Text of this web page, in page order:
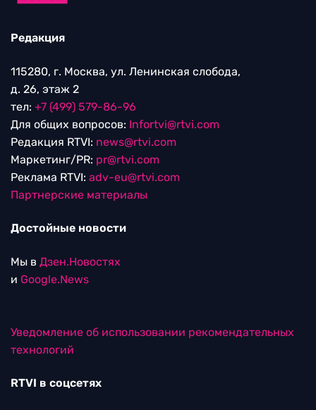
Редакция
115280, г. Москва, ул. Ленинская слобода,
д. 26, этаж 2
тел: +7 (499) 579-86-96
Для общих вопросов: Infortvi@rtvi.com
Редакция RTVI: news@rtvi.com
Маркетинг/PR: pr@rtvi.com
Реклама RTVI: adv-eu@rtvi.com
Партнерские материалы
Достойные новости
Мы в Дзен.Новостях
и Google.News
Уведомление об использовании рекомендательных
технологий
RTVI в соцсетях